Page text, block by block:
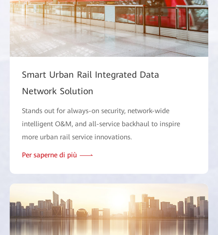
Smart Urban Rail Integrated Data
Network Solution
Stands out for always-on security, network-wide
intelligent O&M, and all-service backhaul to inspire
more urban rail service innovations.
Per saperne di più